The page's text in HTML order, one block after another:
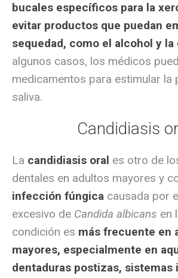
bucales específicos para la
evitar productos que puedan
sequedad, como el alcohol y la
algunos casos, los médicos
medicamentos para estimular la
saliva.
Candidiasis
La candidiasis oral es otro de
dentales en adultos mayores y
infección fúngica causada por
excesivo de Candida albicans en
condición es más frecuente en
mayores, especialmente en
dentaduras postizas, sistemas